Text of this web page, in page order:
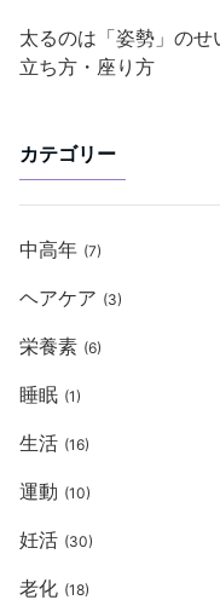
太るのは「姿勢」の
立ち方・座り方
カテゴリー
中高年 (7)
ヘアケア (3)
栄養素 (6)
睡眠 (1)
生活 (16)
運動 (10)
妊活 (30)
老化 (18)